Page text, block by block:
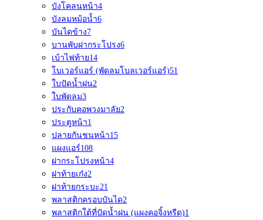
บังโคลนหน้า4
บังลมหม้อน้ำ6
บันไดข้าง7
บานพับฝากระโปรง6
เบ้าไฟท้าย14
โบเวอร์แอร์ (พัดลมโบลเวอร์แอร์)51
ใบปัดน้ำฝน2
ใบพัดลม3
ประกับคอพวงมาลัย2
ประตูหน้า1
ปลายกันชนหน้า15
แผงแอร์108
ฝากระโปรงหน้า4
ฝาท้ายเก๋ง2
ฝาท้ายกระบะ21
พลาสติกครอบบันได2
พลาสติกใต้ที่ปัดน้ำฝน (แผงคอจิ้งหรีด)1